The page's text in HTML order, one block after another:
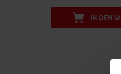
IN DEN WARENKORB